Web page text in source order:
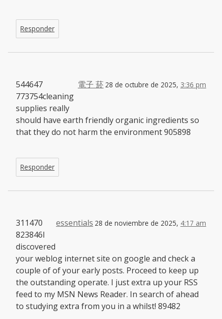
Responder
電子 菸 28 de octubre de 2025, 3:36 pm
544647
773754cleaning
supplies really
should have earth friendly organic ingredients so
that they do not harm the environment 905898
Responder
essentials 28 de noviembre de 2025, 4:17 am
311470
823846I
discovered
your weblog internet site on google and check a
couple of of your early posts. Proceed to keep up
the outstanding operate. I just extra up your RSS
feed to my MSN News Reader. In search of ahead
to studying extra from you in a whilst! 89482